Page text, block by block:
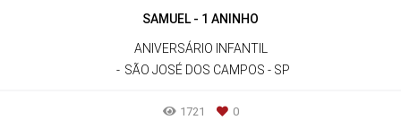
SAMUEL - 1 ANINHO
ANIVERSÁRIO INFANTIL
SÃO JOSÉ DOS CAMPOS - SP
1721 0